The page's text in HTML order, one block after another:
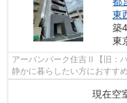
東
築
東
アーバンパーク住吉Ⅱ【旧：ハーモニー
静かに暮らしたい方におすす
安心です。 深夜まで営業し
現在空